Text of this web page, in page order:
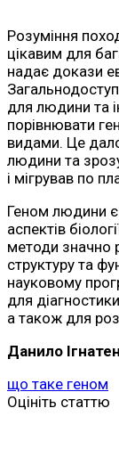
Розуміння
цікавим для
надає докази
для людини та
порівнювати
видами. Це
людини та
і мігрував по
Геном людини
аспектів
методи значно
структуру та
науковому
для
а також для
Данило
що таке геном
Оцініть статтю